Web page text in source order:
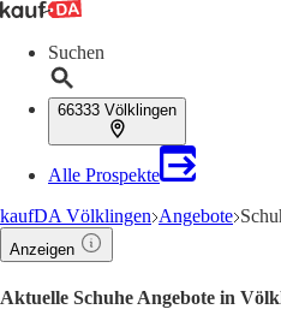
Suchen
66333 Völklingen
Alle Prospekte
kaufDA Völklingen Angebote
Anzeigen
Aktuelle Schuhe Angebote in